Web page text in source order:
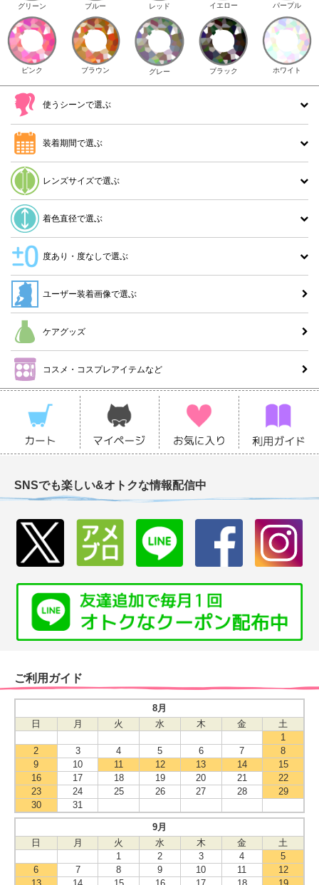
グリーン ブルー レッド イエロー パープル
ピンク ブラウン グレー ブラック ホワイト
使うシーンで選ぶ
装着期間で選ぶ
レンズサイズで選ぶ
着色直径で選ぶ
度あり・度なしで選ぶ
ユーザー装着画像で選ぶ
ケアグッズ
コスメ・コスプレアイテムなど
SNSでも楽しい&オトクな情報配信中
ご利用ガイド
8月
日
月 火 水 木 金
土
1
2
3 4 5 6 7
8
9
10 11 12 13 14
15
16
17 18 19 20 21
22
23
24 25 26 27 28
29
30
31
9月
日
月 火 水 木 金
土
1
2 3 4
5
6
7 8 9 10 11
12